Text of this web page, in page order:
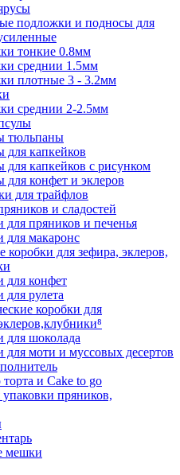
подложки и подносы для
тонкие 0.8мм
среднии 1.5мм
плотные 3 - 3.2мм
среднии 2-2.5мм
тюльпаны
для капкейков
для капкейков с рисунком
для конфет и эклеров
для трайфлов
и сладостей
для пряников и печенья
для макаронс
коробки для зефира, эклеров,
для конфет
для рулета
коробки для
для шоколада
для моти и муссовых десертов
и Cake to go
пряников,
мешки